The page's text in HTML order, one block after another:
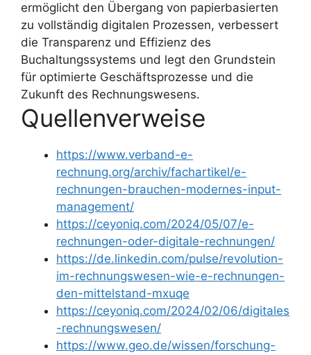
ermöglicht den Übergang von papierbasierten
zu vollständig digitalen Prozessen, verbessert
die Transparenz und Effizienz des
Buchaltungssystems und legt den Grundstein
für optimierte Geschäftsprozesse und die
Zukunft des Rechnungswesens.
Quellenverweise
https://www.verband-e-
rechnung.org/archiv/fachartikel/e-
rechnungen-brauchen-modernes-input-
management/
https://ceyoniq.com/2024/05/07/e-
rechnungen-oder-digitale-rechnungen/
https://de.linkedin.com/pulse/revolution-
im-rechnungswesen-wie-e-rechnungen-
den-mittelstand-mxuqe
https://ceyoniq.com/2024/02/06/digitales
-rechnungswesen/
https://www.geo.de/wissen/forschung-